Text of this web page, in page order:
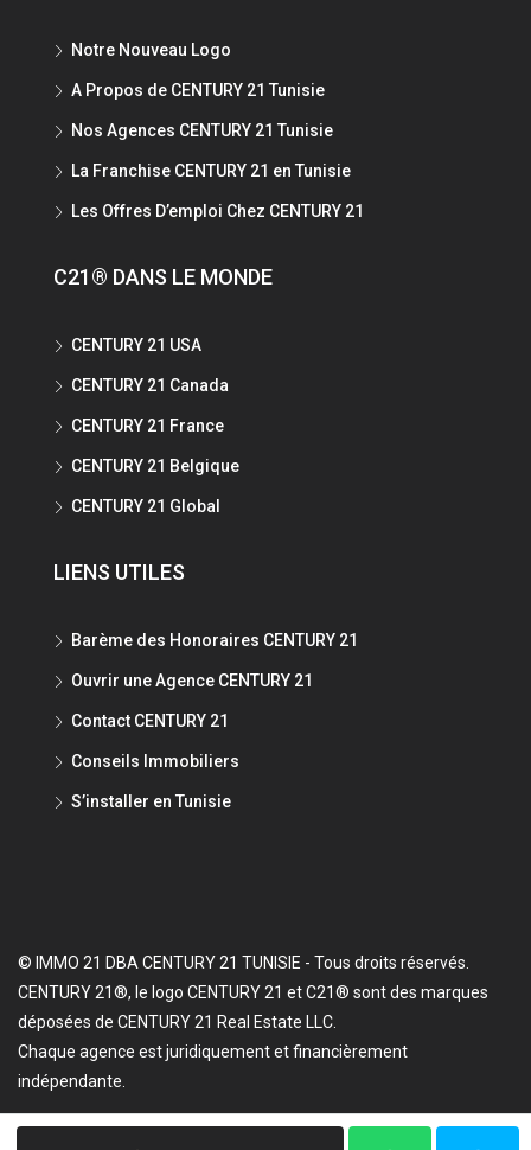
Notre Nouveau Logo
A Propos de CENTURY 21 Tunisie
Nos Agences CENTURY 21 Tunisie
La Franchise CENTURY 21 en Tunisie
Les Offres D’emploi Chez CENTURY 21
C21® DANS LE MONDE
CENTURY 21 USA
CENTURY 21 Canada
CENTURY 21 France
CENTURY 21 Belgique
CENTURY 21 Global
LIENS UTILES
Barème des Honoraires CENTURY 21
Ouvrir une Agence CENTURY 21
Contact CENTURY 21
Conseils Immobiliers
S’installer en Tunisie
© IMMO 21 DBA CENTURY 21 TUNISIE - Tous droits réservés.
CENTURY 21®, le logo CENTURY 21 et C21® sont des marques
déposées de CENTURY 21 Real Estate LLC.
Chaque agence est juridiquement et financièrement
indépendante.